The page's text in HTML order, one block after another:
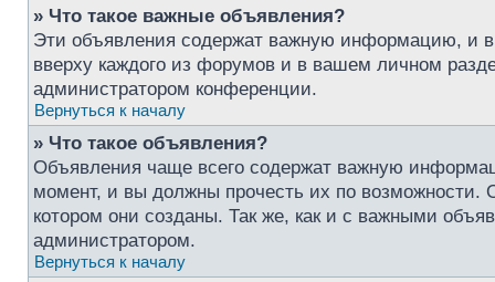
» Что такое важные объявления?
Эти объявления содержат важную информацию, и
вверху каждого из форумов и в вашем личном
администратором конференции.
Вернуться к началу
» Что такое объявления?
Объявления чаще всего содержат важную
момент, и вы должны прочесть их по
котором они созданы. Так же, как и с важными
администратором.
Вернуться к началу